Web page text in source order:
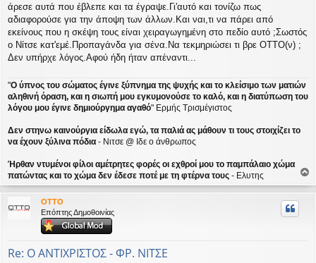
άρεσε αυτά που έβλεπε και τα έγραψε.Γι'αυτό και τονίζω πως
αδιαφορούσε για την άποψη των άλλων.Και ναι,τι να πάρει από
εκείνους που η σκέψη τους είναι χειραγωγημένη στο πεδίο αυτό ;Σωστός
ο Νίτσε κατ'εμέ.Προπαγάνδα για σένα.Να τεκμηριώσει τι βρε ΟΤΤΟ(ν) ;
Δεν υπήρχε λόγος.Αφού ήδη ήταν απέναντι...
"Ο ύπνος του σώματος έγινε ξύπνημα της ψυχής και το κλείσιμο των ματιών
αληθινή όραση, και η σιωπή μου εγκυμονούσε το καλό, και η διατύπωση του
λόγου μου έγινε δημιούργημα αγαθό" Ερμής Τρισμέγιστος
Δεν στηνω καινούργια είδωλα εγώ, τα παλιά ας μάθουν τι τους στοιχίζει το
να έχουν ξύλινα πόδια - Νιτσε @ Ιδε ο άνθρωπος
Ήρθαν ντυμένοι φίλοι αμέτρητες φορές οι εχθροί μου το παμπάλαιο χώμα
πατώντας και το χώμα δεν έδεσε ποτέ με τη φτέρνα τους - Ελυτης
ο
ρ
OTTO
Επόπτης Δημοθοινίας
Re: Ο ΑΝΤΙΧΡΙΣΤΟΣ - ΦΡ. ΝΙΤΣΕ